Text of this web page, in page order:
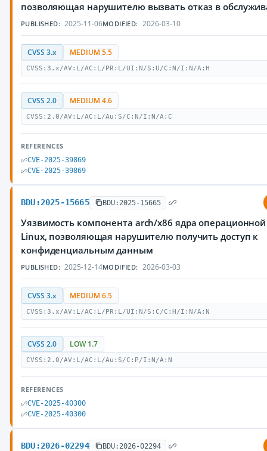
позволяющая нарушителю вызвать отказ в
PUBLISHED: 2025-11-06MODIFIED: 2026-03-10
CVSS 3.x MEDIUM 5.5
CVSS:3.x/AV:L/AC:L/PR:L/UI:N/S:U/C:N/I:N/A:H
CVSS 2.0 MEDIUM 4.6
CVSS:2.0/AV:L/AC:L/Au:S/C:N/I:N/A:C
REFERENCES
CVE-2025-39869
CVE-2025-39869
BDU:2025-15665 BDU:2025-15665
Уязвимость компонента arch/x86 ядра
Linux, позволяющая нарушителю получить доступ к
конфиденциальным данным
PUBLISHED: 2025-12-14MODIFIED: 2026-03-03
CVSS 3.x MEDIUM 6.5
CVSS:3.x/AV:L/AC:L/PR:L/UI:N/S:C/C:H/I:N/A:N
CVSS 2.0 LOW 1.7
CVSS:2.0/AV:L/AC:L/Au:S/C:P/I:N/A:N
REFERENCES
CVE-2025-40300
CVE-2025-40300
BDU:2026-02294 BDU:2026-02294